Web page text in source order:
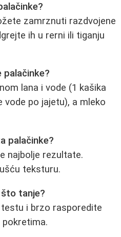
zamrznuti razdvojene
ih u rerni ili tiganju
palačinke?
lana i vode (1 kašika
vode po jajetu), a mleko
palačinke?
najbolje rezultate.
teksturu.
tanje?
i brzo rasporedite